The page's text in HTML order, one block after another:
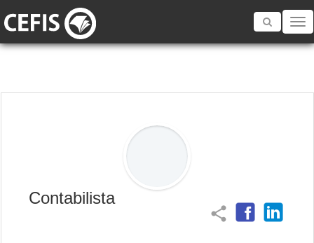
Toggle
Contabilista
share